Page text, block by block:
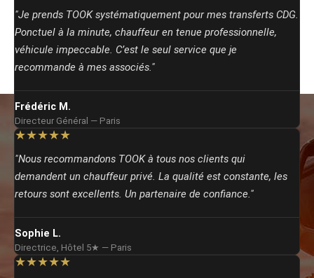
"Je prends TOOK systématiquement pour mes transferts CDG.
Ponctuel à la minute, chauffeur en tenue professionnelle,
véhicule impeccable. C’est le seul service que je
recommande à mes associés."
Frédéric M.
Directeur Général — Paris
★★★★★
"Nous recommandons TOOK à tous nos clients qui
demandent un chauffeur privé. La qualité est constante, les
retours sont excellents. Un partenaire de confiance."
Sophie L.
Directrice, Hôtel 5★ — Paris
★★★★★